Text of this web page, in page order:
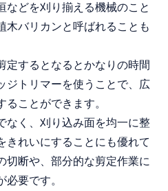
などを刈り揃える機械のこと
木バリカンと呼ばれることも
定するとなるとかなりの時間
ジトリマーを使うことで、広
ことができます。
なく、刈り込み面を均一に整
きれいにすることにも優れて
切断や、部分的な剪定作業に
必要です。